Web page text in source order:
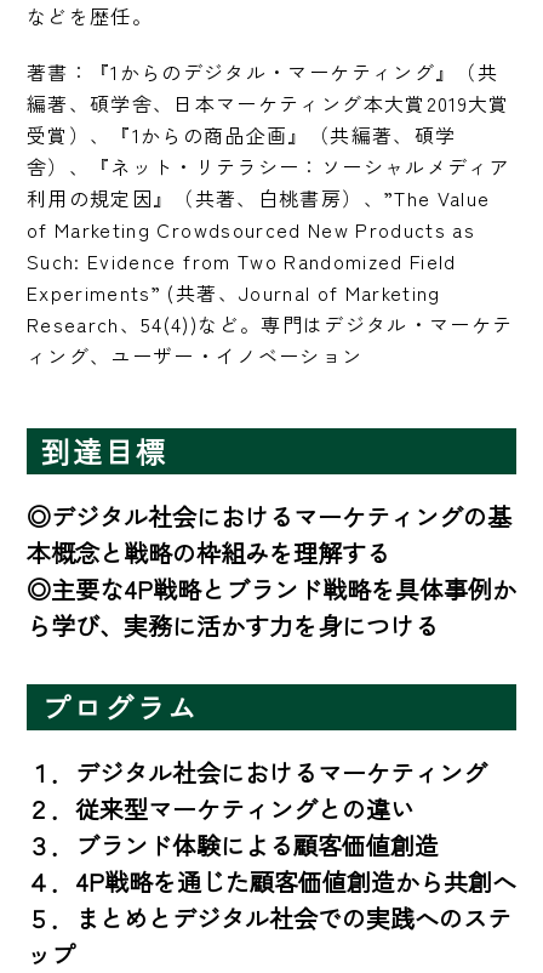
などを歴任。
著書：『1からのデジタル・マーケティング』（共
編著、碩学舎、日本マーケティング本大賞2019大賞
受賞）、『1からの商品企画』（共編著、碩学
舎）、『ネット・リテラシー：ソーシャルメディア
利用の規定因』（共著、白桃書房）、”The Value
of Marketing Crowdsourced New Products as
Such: Evidence from Two Randomized Field
Experiments” (共著、Journal of Marketing
Research、54(4))など。専門はデジタル・マーケテ
ィング、ユーザー・イノベーション
到達目標
◎デジタル社会におけるマーケティングの基
本概念と戦略の枠組みを理解する
◎主要な4P戦略とブランド戦略を具体事例か
ら学び、実務に活かす力を身につける
プログラム
１．デジタル社会におけるマーケティング
２．従来型マーケティングとの違い
３．ブランド体験による顧客価値創造
４．4P戦略を通じた顧客価値創造から共創へ
５．まとめとデジタル社会での実践へのステ
ップ